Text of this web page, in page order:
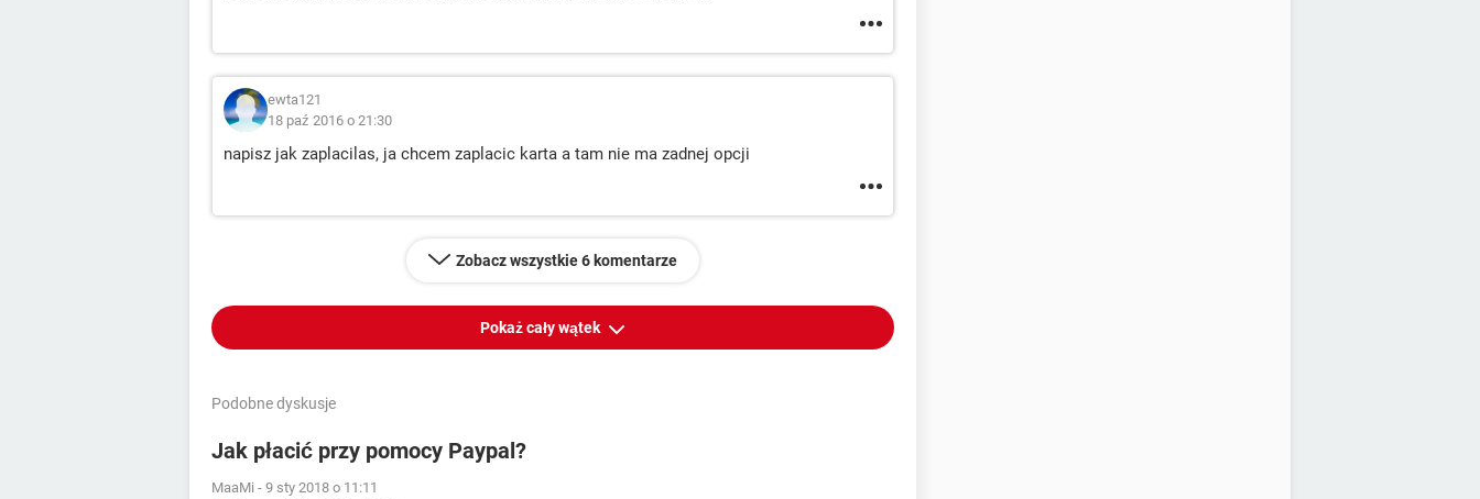
ewta121
18 paź 2016 o 21:30
napisz jak zaplacilas, ja chcem zaplacic karta a tam nie ma zadnej opcji
Zobacz wszystkie 6 komentarze
Pokaż cały wątek
Podobne dyskusje
Jak płacić przy pomocy Paypal?
MaaMi - 9 sty 2018 o 11:11